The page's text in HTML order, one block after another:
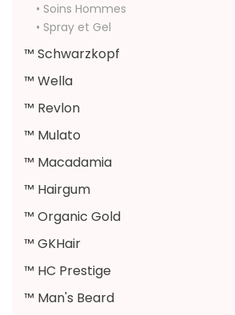
• Soins Hommes
• Spray et Gel
™ Schwarzkopf
™ Wella
™ Revlon
™ Mulato
™ Macadamia
™ Hairgum
™ Organic Gold
™ GKHair
™ HC Prestige
™ Man's Beard